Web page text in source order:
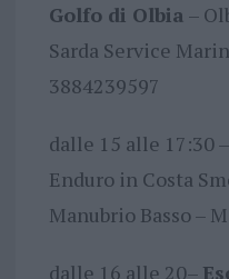
Golfo di Olbia –
Sarda Service
3884239597
dalle 15 alle 17:30 –
Enduro in Costa
Manubrio Basso –
dalle 16 alle 20–